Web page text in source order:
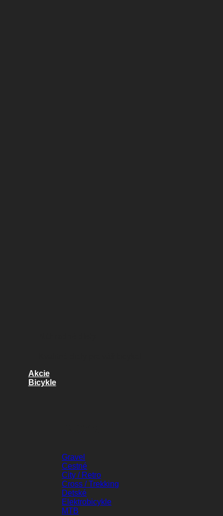
Akcie
Bicykle
Gravel
Cestné
City / Retro
Cross / Trekking
Detské
Elektrobicykle
MTB